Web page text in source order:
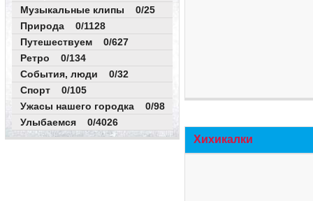
Музыкальные клипы 0/25
Природа 0/1128
Путешествуем 0/627
Ретро 0/134
События, люди 0/32
Спорт 0/105
Ужасы нашего городка 0/98
Улыбаемся 0/4026
Хихикалки